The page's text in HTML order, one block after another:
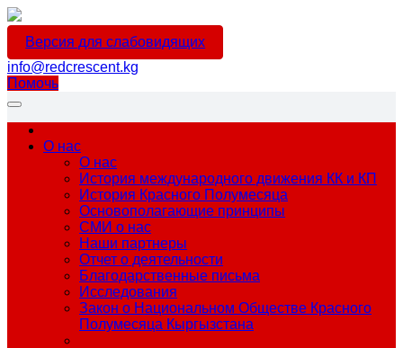
Версия для слабовидящих
info@redcrescent.kg
Помочь
О нас
О нас
История международного движения КК и КП
История Красного Полумесяца
Основополагающие принципы
СМИ о нас
Наши партнеры
Отчет о деятельности
Благодарственные письма
Исследования
Закон о Национальном Обществе Красного
Полумесяца Кыргызстана